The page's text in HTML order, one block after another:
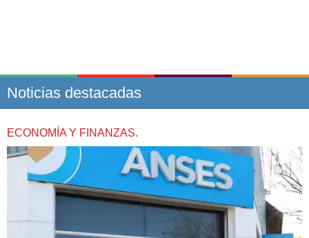
Noticias destacadas
ECONOMÍA Y FINANZAS.